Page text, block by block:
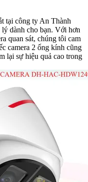
tại công ty An Thành
dành cho bạn. Với hơn
quan sát, chúng tôi cam
camera 2 ống kính cũng
lại sự hiệu quả cao trong